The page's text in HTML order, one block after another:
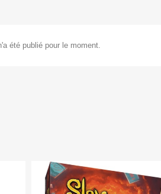
été publié pour le moment.